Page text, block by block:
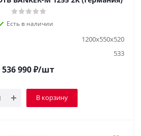
Есть в наличии
1200x550x520
533
536 990₽/шт
В корзину